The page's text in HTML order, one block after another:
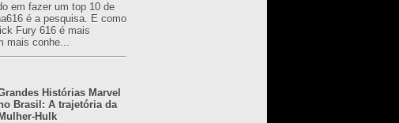
em fazer um top 10 de
é a pesquisa. E como
Fury 616 é mais
mais conhe...
Histórias Marvel
Brasil: A trajetória da
Hulk